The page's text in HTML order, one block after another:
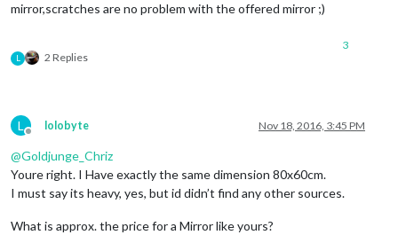
mirror,scratches are no problem with the offered mirror ;)
L 2 Replies
3
L
Offline
lolobyte Nov 18, 2016, 3:45 PM
@Goldjunge_Chriz
Youre right. I Have exactly the same dimension 80x60cm.
I must say its heavy, yes, but id didn’t find any other sources.
What is approx. the price for a Mirror like yours?